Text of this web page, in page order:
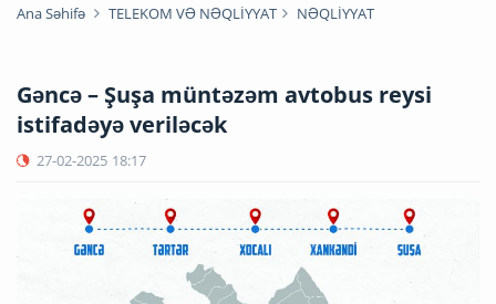
Ana Səhifə TELEKOM VƏ NƏQLİYYAT NƏQLİYYAT
Gəncə – Şuşa müntəzəm avtobus reysi
istifadəyə veriləcək
27-02-2025 18:17